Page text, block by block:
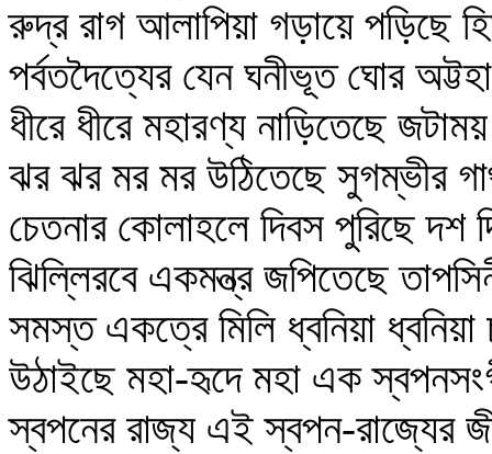
রুদ্র রাগ আলাপিয়া গড়ায়ে পড়িছে
পর্বতদৈত্যের যেন ঘনীভূত ঘোর
ধীরে ধীরে মহারণ্য নাড়িতেছে
ঝর ঝর মর মর উঠিতেছে সুগম্ভীর
চেতনার কোলাহলে দিবস পুরিছে দশ
ঝিল্লিরবে একমন্ত্র জপিতেছে
সমস্ত একত্রে মিলি ধ্বনিয়া ধ্বনিয়া
উঠাইছে মহা-হৃদে মহা এক
স্বপনের রাজ্য এই স্বপন-রাজ্যের